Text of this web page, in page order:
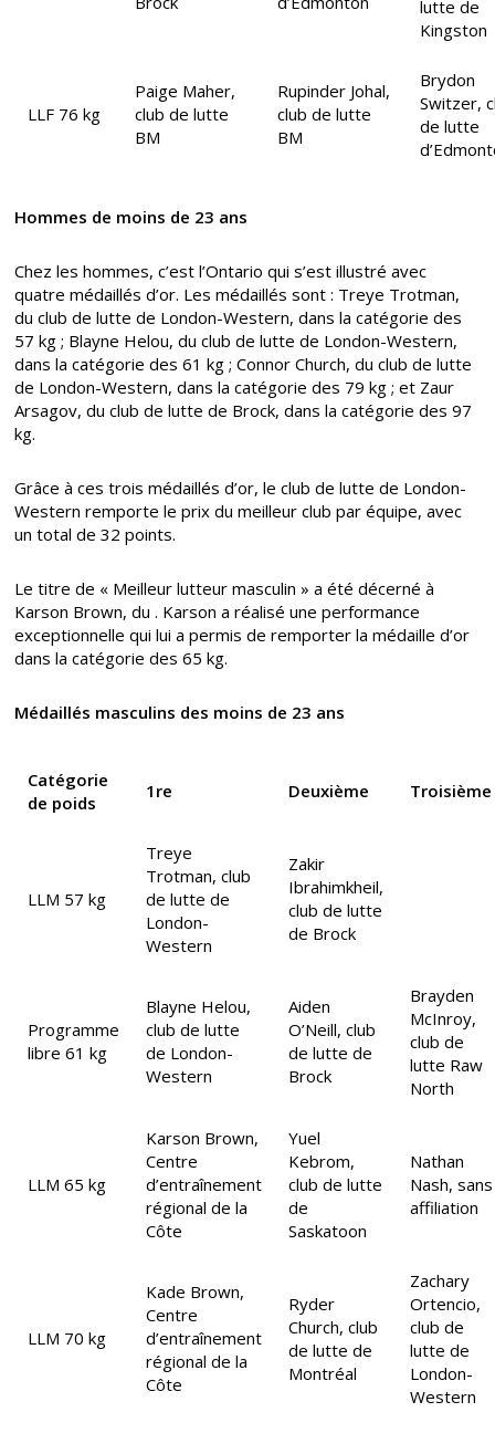
lutte de
Kingston
LLF 76 kg
Paige Maher,
club de lutte
BM
Rupinder Johal,
club de lutte
BM
Brydon
Switzer,
de lutte
Hommes de moins de 23 ans
Chez les hommes, c’est l’Ontario qui s’est illustré avec
quatre médaillés d’or. Les médaillés sont : Treye Trotman,
du club de lutte de London-Western, dans la catégorie des
57 kg ; Blayne Helou, du club de lutte de London-Western,
dans la catégorie des 61 kg ; Connor Church, du club de lutte
de London-Western, dans la catégorie des 79 kg ; et Zaur
Arsagov, du club de lutte de Brock, dans la catégorie des 97
kg.
Grâce à ces trois médaillés d’or, le club de lutte de London-
Western remporte le prix du meilleur club par équipe, avec
un total de 32 points.
Le titre de « Meilleur lutteur masculin » a été décerné à
Karson Brown, du . Karson a réalisé une performance
exceptionnelle qui lui a permis de remporter la médaille d’or
dans la catégorie des 65 kg.
Médaillés masculins des moins de 23 ans
Catégorie
de poids
1re Deuxième Troisième
LLM 57 kg
Treye
Trotman, club
de lutte de
London-
Western
Zakir
Ibrahimkheil,
club de lutte
de Brock
Programme
libre 61 kg
Blayne Helou,
club de lutte
de London-
Western
Aiden
O’Neill, club
de lutte de
Brock
Brayden
McInroy,
club de
lutte Raw
North
LLM 65 kg
Karson Brown,
Centre
d’entraînement
régional de la
Côte
Yuel
Kebrom,
club de lutte
de
Saskatoon
Nathan
Nash, sans
affiliation
LLM 70 kg
Kade Brown,
Centre
d’entraînement
régional de la
Côte
Ryder
Church, club
de lutte de
Montréal
Zachary
Ortencio,
club de
lutte de
London-
Western